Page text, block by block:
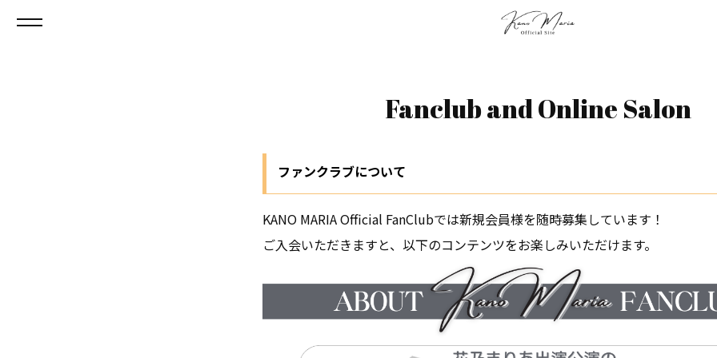
Fanclub and Online Salon
ファンクラブについて
KANO MARIA Official FanClubでは新規会員様を随時募集しています！
ご入会いただきますと、以下のコンテンツをお楽しみいただけます。